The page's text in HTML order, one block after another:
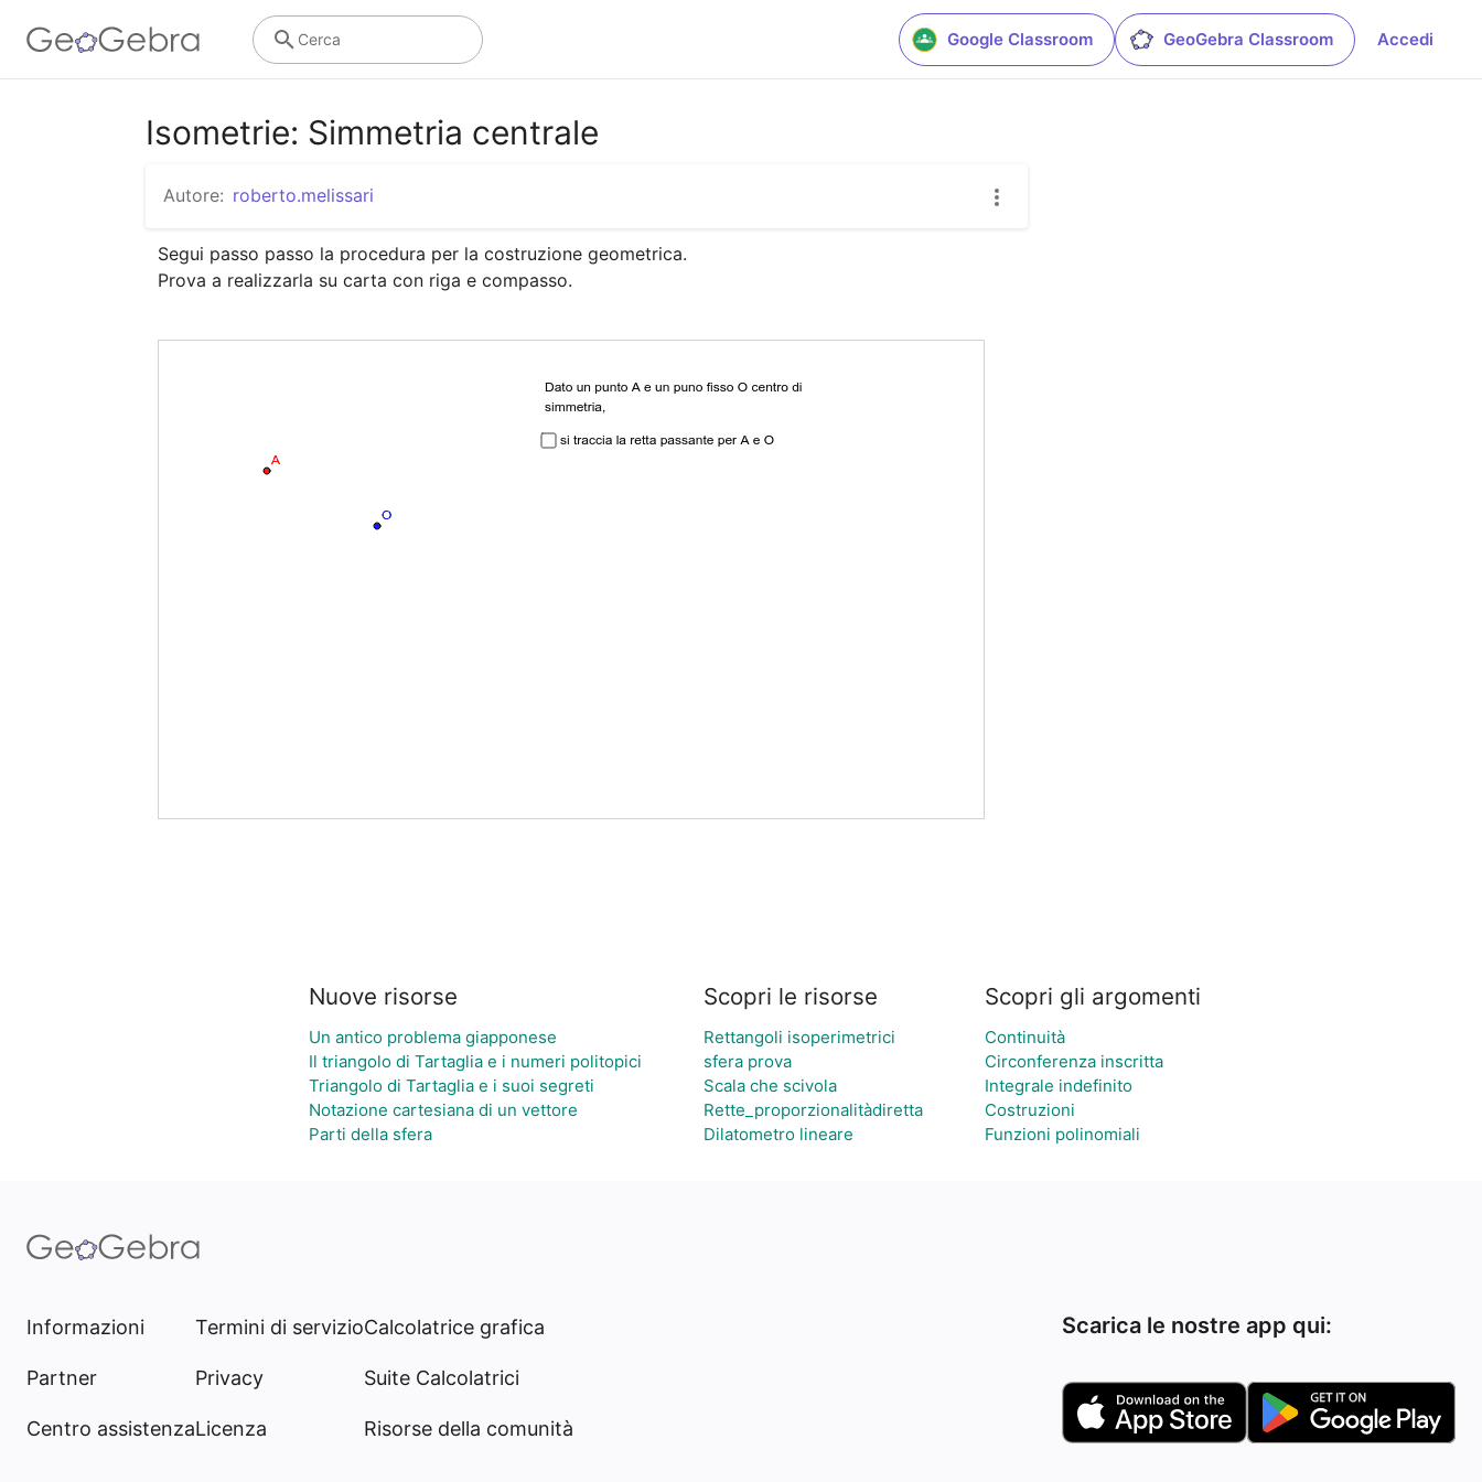
Google Classroom GeoGebra Classroom Accedi
Cerca
Isometrie: Simmetria centrale
Autore: roberto.melissari
Segui passo passo la procedura per la costruzione geometrica.
Prova a realizzarla su carta con riga e compasso.
Nuove risorse
Un antico problema giapponese
Il triangolo di Tartaglia e i numeri politopici
Triangolo di Tartaglia e i suoi segreti
Notazione cartesiana di un vettore
Parti della sfera
Scopri le risorse
Rettangoli isoperimetrici
sfera prova
Scala che scivola
Rette_proporzionalitàdiretta
Dilatometro lineare
Scopri gli argomenti
Continuità
Circonferenza inscritta
Integrale indefinito
Costruzioni
Funzioni polinomiali
Informazioni
Partner
Centro assistenza
Termini di servizio
Privacy
Licenza
Calcolatrice grafica
Suite Calcolatrici
Risorse della comunità
Scarica le nostre app qui: